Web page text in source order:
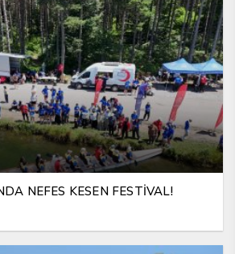
NEFES KESEN FESTİVAL!